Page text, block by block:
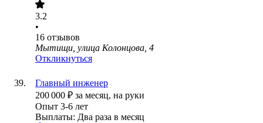
3.2
•
16 отзывов
Мытищи, улица Колонцова, 4
Откликнуться
Главный инженер
200 000 ₽ за месяц, на руки
Опыт 3-6 лет
Выплаты: Два раза в месяц